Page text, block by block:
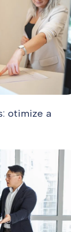
otimize a